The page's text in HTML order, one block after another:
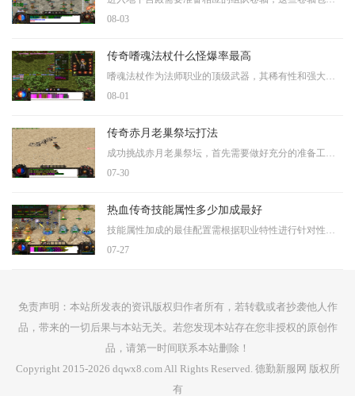
08-03
传奇嗜魂法杖什么怪爆率最高
嗜魂法杖作为法师职业的顶级武器，其稀有性和强大的属性使得玩家们对其获取方式极为关注。根据相关资料显示，嗜魂法杖可以通过击败特定的高级怪物获得，其中赤月恶魔被认为是
08-01
传奇赤月老巢祭坛打法
成功挑战赤月老巢祭坛，首先需要做好充分的准备工作。在进入赤月老巢之前，玩家需要选择合适的职业和装备，不同职业在祭坛中的作用各不相同。法师作为主要输出职业，需要配备
07-30
热血传奇技能属性多少加成最好
技能属性加成的最佳配置需根据职业特性进行针对性强化，战士职业应优先提升物理攻击和命中属性，其中烈火剑法的伤害加成为基础攻击力的固定倍数，刺杀剑法则具备无视防御的特
07-27
免责声明：本站所发表的资讯版权归作者所有，若转载或者抄袭他人作
品，带来的一切后果与本站无关。若您发现本站存在您非授权的原创作
品，请第一时间联系本站删除！
Copyright 2015-2026 dqwx8.com All Rights Reserved. 德勤新服网 版权所
有